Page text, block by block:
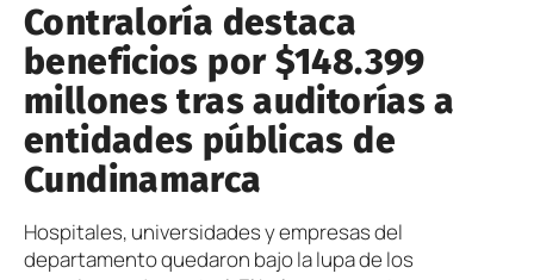
Contraloría destaca
beneficios por $148.399
millones tras auditorías a
entidades públicas de
Cundinamarca
Hospitales, universidades y empresas del
departamento quedaron bajo la lupa de los